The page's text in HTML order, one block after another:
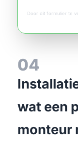
Door dit formulier te
04
wat een
monteur